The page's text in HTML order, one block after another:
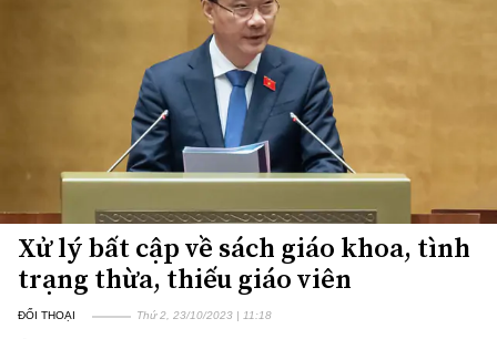
Xử lý bất cập về sách giáo khoa, tình
trạng thừa, thiếu giáo viên
ĐỐI THOẠI Thứ 2, 23/10/2023 | 11:18